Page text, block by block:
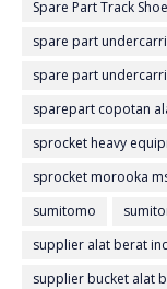
Spare Part Track
spare part
spare part
sparepart copotan
sprocket heavy
sprocket morooka
sumitomo
supplier alat berat
supplier bucket alat